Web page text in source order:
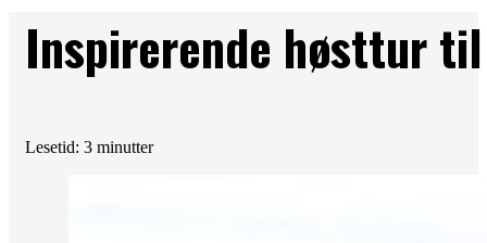
Inspirerende høsttur
Lesetid: 3 minutter